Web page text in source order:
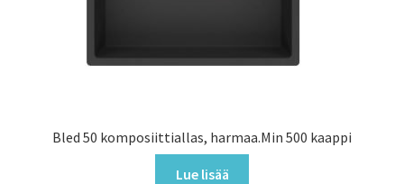
Bled 50 komposiittiallas, harmaa.Min 500 kaappi
Lue lisää